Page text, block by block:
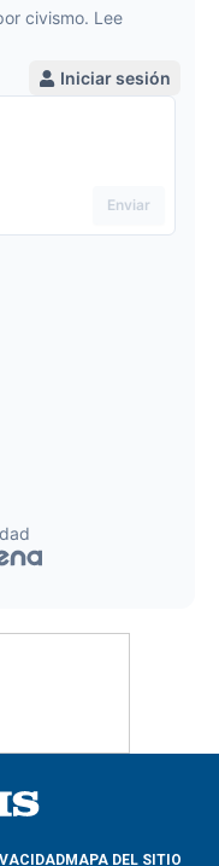
MAPA DEL SITIO